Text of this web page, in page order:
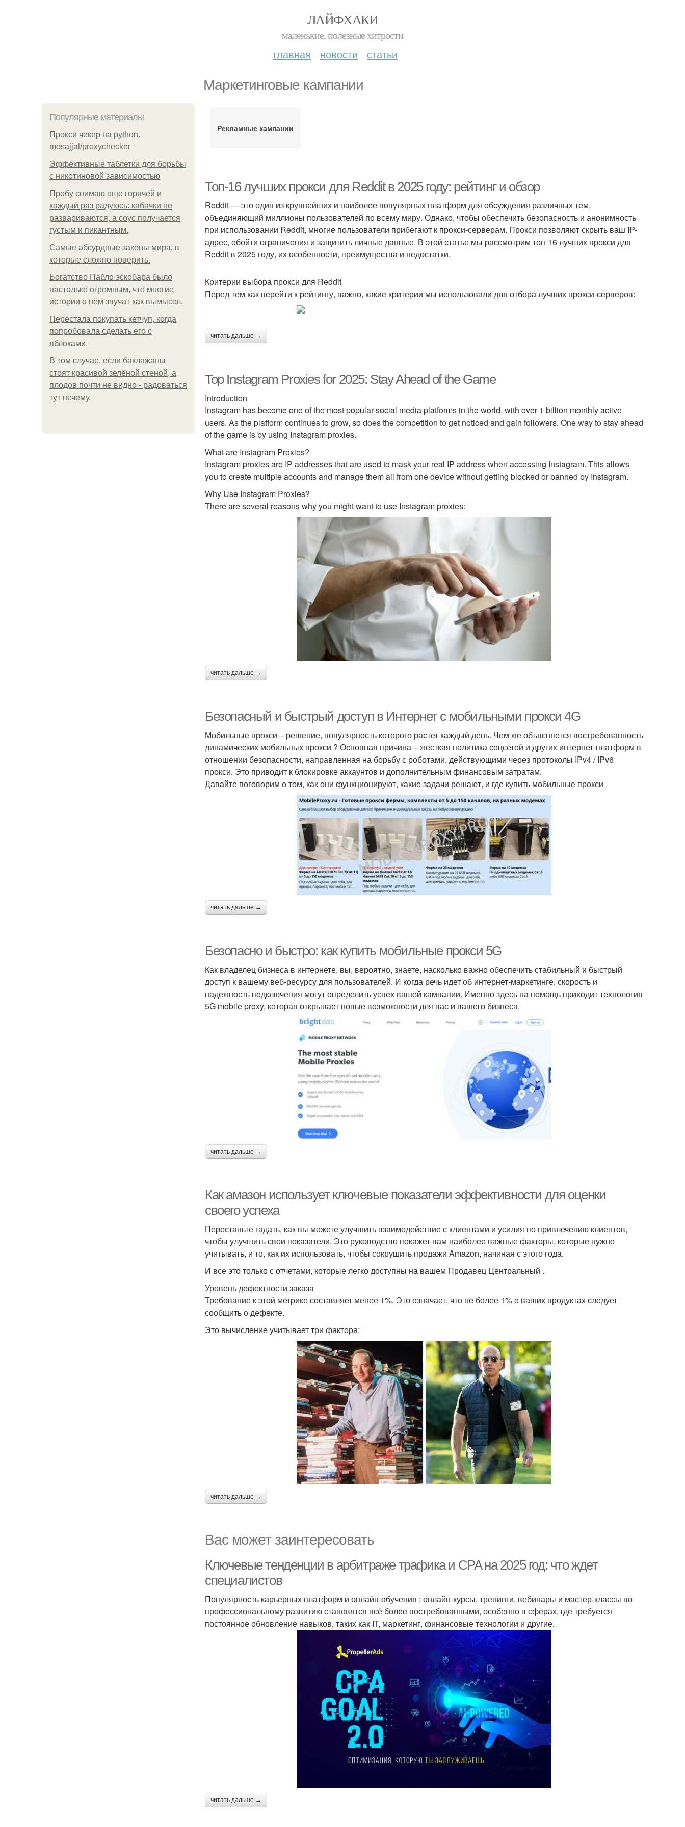
ЛАЙФХАКИ
маленькие, полезные хитрости
главная новости статьи
Маркетинговые кампании
Популярные материалы
Прокси чекер на python.
mosajjal/proxychecker
Эффективные таблетки для борьбы
с никотиновой зависимостью
Пробу снимаю еще горячей и
каждый раз радуюсь: кабачки не
развариваются, а соус получается
густым и пикантным.
Самые абсурдные законы мира, в
которые сложно поверить.
Богатство Пабло эскобара было
настолько огромным, что многие
истории о нём звучат как вымысел.
Перестала покупать кетчуп, когда
попробовала сделать его с
яблоками.
В том случае, если баклажаны
стоят красивой зелёной стеной, а
плодов почти не видно - радоваться
тут нечему.
Рекламные кампании
Топ-16 лучших прокси для Reddit в 2025 году: рейтинг и обзор
Reddit — это один из крупнейших и наиболее популярных платформ для обсуждения различных тем,
объединяющий миллионы пользователей по всему миру. Однако, чтобы обеспечить безопасность и анонимность
при использовании Reddit, многие пользователи прибегают к прокси-серверам. Прокси позволяют скрыть ваш IP-
адрес, обойти ограничения и защитить личные данные. В этой статье мы рассмотрим топ-16 лучших прокси для
Reddit в 2025 году, их особенности, преимущества и недостатки.
Критерии выбора прокси для Reddit
Перед тем как перейти к рейтингу, важно, какие критерии мы использовали для отбора лучших прокси-серверов:
читать дальше →
Top Instagram Proxies for 2025: Stay Ahead of the Game
Introduction
Instagram has become one of the most popular social media platforms in the world, with over 1 billion monthly active
users. As the platform continues to grow, so does the competition to get noticed and gain followers. One way to stay ahead
of the game is by using Instagram proxies.
What are Instagram Proxies?
Instagram proxies are IP addresses that are used to mask your real IP address when accessing Instagram. This allows
you to create multiple accounts and manage them all from one device without getting blocked or banned by Instagram.
Why Use Instagram Proxies?
There are several reasons why you might want to use Instagram proxies:
читать дальше →
Безопасный и быстрый доступ в Интернет с мобильными прокси 4G
Мобильные прокси – решение, популярность которого растет каждый день. Чем же объясняется востребованность
динамических мобильных прокси ? Основная причина – жесткая политика соцсетей и других интернет-платформ в
отношении безопасности, направленная на борьбу с роботами, действующими через протоколы IPv4 / IPv6
прокси. Это приводит к блокировке аккаунтов и дополнительным финансовым затратам.
Давайте поговорим о том, как они функционируют, какие задачи решают, и где купить мобильные прокси .
читать дальше →
Безопасно и быстро: как купить мобильные прокси 5G
Как владелец бизнеса в интернете, вы, вероятно, знаете, насколько важно обеспечить стабильный и быстрый
доступ к вашему веб-ресурсу для пользователей. И когда речь идет об интернет-маркетинге, скорость и
надежность подключения могут определить успех вашей кампании. Именно здесь на помощь приходит технология
5G mobile proxy, которая открывает новые возможности для вас и вашего бизнеса.
читать дальше →
Как амазон использует ключевые показатели эффективности для оценки
своего успеха
Перестаньте гадать, как вы можете улучшить взаимодействие с клиентами и усилия по привлечению клиентов,
чтобы улучшить свои показатели. Это руководство покажет вам наиболее важные факторы, которые нужно
учитывать, и то, как их использовать, чтобы сокрушить продажи Amazon, начиная с этого года.
И все это только с отчетами, которые легко доступны на вашем Продавец Центральный .
Уровень дефектности заказа
Требование к этой метрике составляет менее 1%. Это означает, что не более 1% о ваших продуктах следует
сообщить о дефекте.
Это вычисление учитывает три фактора:
читать дальше →
Вас может заинтересовать
Ключевые тенденции в арбитраже трафика и CPA на 2025 год: что ждет
специалистов
Популярность карьерных платформ и онлайн-обучения : онлайн-курсы, тренинги, вебинары и мастер-классы по
профессиональному развитию становятся всё более востребованными, особенно в сферах, где требуется
постоянное обновление навыков, таких как IT, маркетинг, финансовые технологии и другие.
читать дальше →